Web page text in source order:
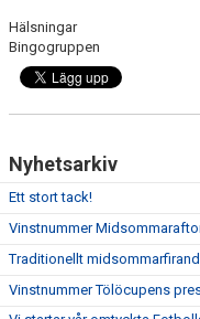
KIOSKEN
FOTBOLLSSKOLAN P/F 2020
SPONSORER /
ÖVRIGT
DOKUMENT
Hälsningar
Bingogruppen
Nyhetsarkiv
Ett stort tack!
Vinstnummer
Traditionellt
Vinstnummer Tölöcupens